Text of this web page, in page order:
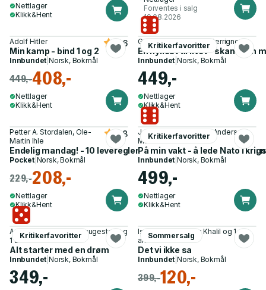
Nettlager
Klikk&Hent
Forventes i salg
19.08.2026
Adolf Hitler
Min kamp - bind 1 og 2
4.6
Innbundet |Norsk, Bokmål
449,-408,-
Nettlager
Klikk&Hent
Kritikerfavoritter
Gisèle Pelicot, Judith Perrignon
En hyllest til livet - skammen
Innbundet |Norsk, Bokmål
449,-
Nettlager
Klikk&Hent
Petter A. Stordalen, Ole-
Martin Ihle
Endelig mandag! - 10 leveregler for å elske hverdagen - også
3.8
Pocket| Norsk, Bokmål
229,-208,-
Nettlager
Klikk&Hent
Kritikerfavoritter
Jens Stoltenberg, Per Anders
Madsen
På min vakt - å lede Nato i
Innbundet |Norsk, Bokmål
499,-
Nettlager
Klikk&Hent
Kritikerfavoritter
Antonio Nusa, Frode Saugestad og
1 annen
Alt starter med en drøm
Innbundet |Norsk, Bokmål
349,-
Sommersalg
Isabel Raad, Ahlam Khalil og 1
annen
Det vi ikke sa
Innbundet |Norsk, Bokmål
399,-120,-